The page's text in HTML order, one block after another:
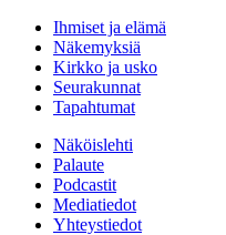
Ihmiset ja elämä
Näkemyksiä
Kirkko ja usko
Seurakunnat
Tapahtumat
Näköislehti
Palaute
Podcastit
Mediatiedot
Yhteystiedot